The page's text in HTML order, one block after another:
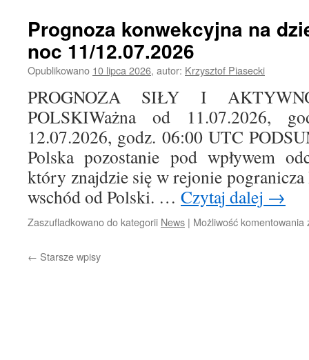
Prognoza konwekcyjna na
noc 11/12.07.2026
Opublikowano 10 lipca 2026, autor: Krzysztof Piasecki
PROGNOZA SIŁY I
POLSKIWażna od 11.07.2026,
12.07.2026, godz. 06:00 UTC
Polska pozostanie pod wpływem
który znajdzie się w rejonie
wschód od Polski. … Czytaj dalej →
Zaszufladkowano do kategorii News | Możliwość komentowania
← Starsze wpisy